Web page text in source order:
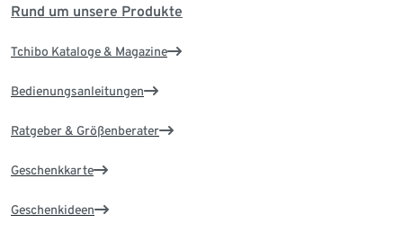
Rund um unsere Produkte
Tchibo Kataloge & Magazine
Bedienungsanleitungen
Ratgeber & Größenberater
Geschenkkarte
Geschenkideen